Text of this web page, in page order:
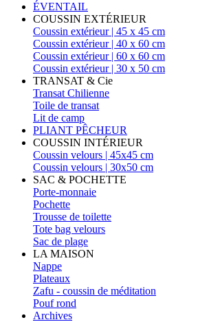
ÉVENTAIL
COUSSIN EXTÉRIEUR
Coussin extérieur | 45 x 45 cm
Coussin extérieur | 40 x 60 cm
Coussin extérieur | 60 x 60 cm
Coussin extérieur | 30 x 50 cm
TRANSAT & Cie
Transat Chilienne
Toile de transat
Lit de camp
PLIANT PÊCHEUR
COUSSIN INTÉRIEUR
Coussin velours | 45x45 cm
Coussin velours | 30x50 cm
SAC & POCHETTE
Porte-monnaie
Pochette
Trousse de toilette
Tote bag velours
Sac de plage
LA MAISON
Nappe
Plateaux
Zafu - coussin de méditation
Pouf rond
Archives